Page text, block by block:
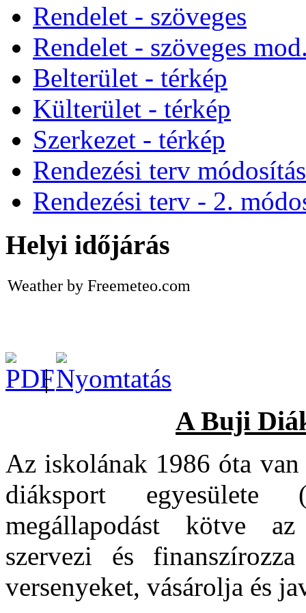
Rendelet - szöveges
Rendelet - szöveges
Belterület - térkép
Külterület - térkép
Szerkezet - térkép
Rendezési terv
Rendezési terv - 2.
Helyi időjárás
Weather by Freemeteo.com
|
A Buji
Az iskolának 1986 óta
diáksport egyesülete
megállapodást kötve
szervezi és
versenyeket, vásárolja és